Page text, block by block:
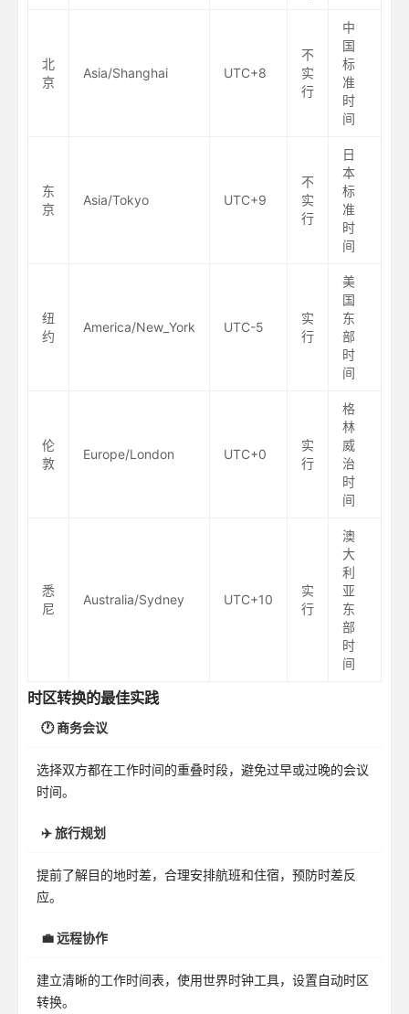
北
京
Asia/Shanghai UTC+8
不
实
行
中
国
标
准
时
间
东
京
Asia/Tokyo UTC+9
不
实
行
日
本
标
准
时
间
纽
约
America/New_York UTC-5
实
行
美
国
东
部
时
间
伦
敦
Europe/London UTC+0
实
行
格
林
威
治
时
间
悉
尼
Australia/Sydney UTC+10
实
行
澳
大
利
亚
东
部
时
间
时区转换的最佳实践
🕐 商务会议
选择双方都在工作时间的重叠时段，避免过早或过晚的会议
时间。
✈️ 旅行规划
提前了解目的地时差，合理安排航班和住宿，预防时差反
应。
💼 远程协作
建立清晰的工作时间表，使用世界时钟工具，设置自动时区
转换。